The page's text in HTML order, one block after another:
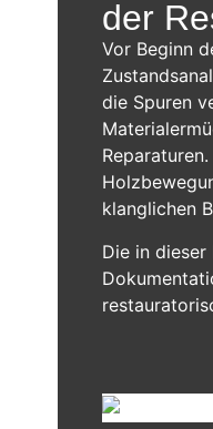
der
Vor Beginn
die Spuren
klanglichen
Die in